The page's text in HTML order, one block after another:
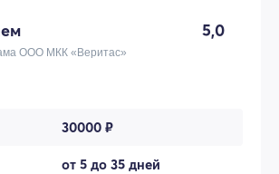
5,0
ООО МКК «Веритас»
30000 ₽
от 5 до 35 дней